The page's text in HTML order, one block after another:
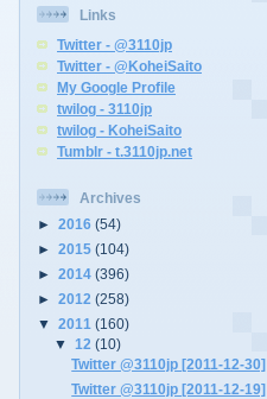
Links
Twitter - @3110jp
Twitter - @KoheiSaito
My Google Profile
twilog - 3110jp
twilog - KoheiSaito
Tumblr - t.3110jp.net
Archives
► 2016 (54)
► 2015 (104)
► 2014 (396)
► 2012 (258)
▼ 2011 (160)
▼ 12(10)
Twitter @3110jp [2011-12-30]
Twitter @3110jp [2011-12-19]